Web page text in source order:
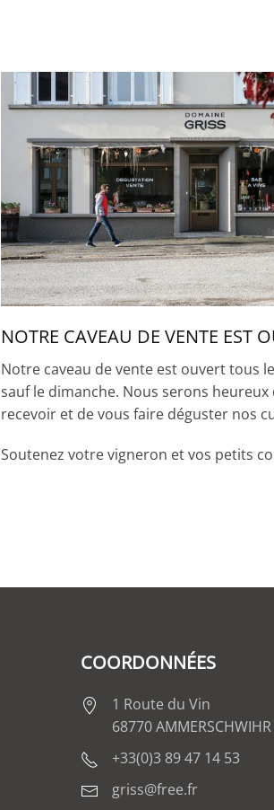
NOTRE CAVEAU DE VENTE EST
Notre caveau de vente est ouvert tous
sauf le dimanche. Nous serons heureux
recevoir et de vous faire déguster nos
Soutenez votre vigneron et vos petits
COORDONNÉES
1 Route du Vin
68770 AMMERSCHWIHR
+33(0)3 89 47 14 53
griss@free.fr